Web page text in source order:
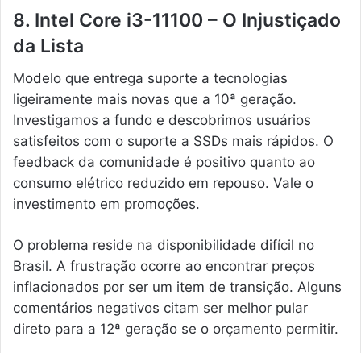
8. Intel Core i3-11100 – O Injustiçado
da Lista
Modelo que entrega suporte a tecnologias
ligeiramente mais novas que a 10ª geração.
Investigamos a fundo e descobrimos usuários
satisfeitos com o suporte a SSDs mais rápidos. O
feedback da comunidade é positivo quanto ao
consumo elétrico reduzido em repouso. Vale o
investimento em promoções.
O problema reside na disponibilidade difícil no
Brasil. A frustração ocorre ao encontrar preços
inflacionados por ser um item de transição. Alguns
comentários negativos citam ser melhor pular
direto para a 12ª geração se o orçamento permitir.